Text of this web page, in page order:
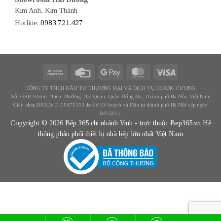
Kim Anh, Kim Thành
Hotline: 0983.721.427
CÔNG TY TNHH ĐẦU TƯ THƯƠNG MẠI VÀ DỊCH VỤ HOÀNG CƯƠNG
Số 398B Khâm Thiên, Phường Thổ Quan, Quận Đống Đa, Thành phố Hà Nội, Việt Nam
Giấy phép ĐKKD: 0105475353 do Sở Kế hoạch và Đầu tư thành phố Hà Nội cấp ngày
8/9/2011
Copyright © 2026 Bếp 365 chi nhánh Vinh - trực thuộc Bep365.vn Hệ
thống phân phối thiết bị nhà bếp lớn nhất Việt Nam